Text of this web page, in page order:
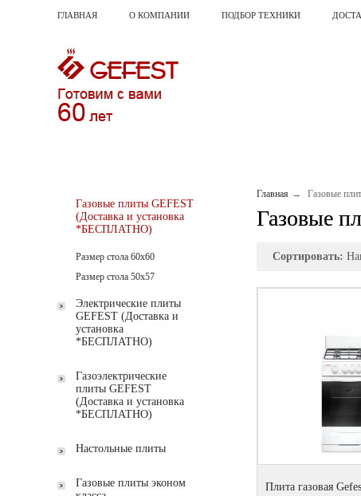
ГЛАВНАЯ О КОМПАНИИ ПОДБОР ТЕХНИКИ
Главная Газовые
Газовые
Сортировать:
Плита газовая
Газовые плиты GEFEST
(Доставка и установка
*БЕСПЛАТНО)
Размер стола 60х60
Размер стола 50х57
Электрические плиты
GEFEST (Доставка и
установка
*БЕСПЛАТНО)
Газоэлектрические
плиты GEFEST
(Доставка и установка
*БЕСПЛАТНО)
Настольные плиты
Газовые плиты эконом